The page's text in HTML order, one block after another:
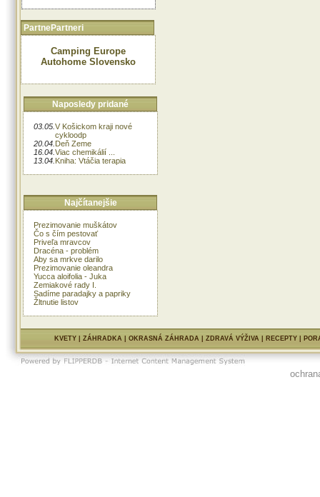
PartnePartneri
Camping Europe
Autohome Slovensko
Naposledy pridané
03.05. V Košickom kraji nové
cykloodp
20.04. Deň Zeme
16.04. Viac chemikálií ...
13.04. Kniha: Vtáčia terapia
Najčítanejšie
Prezimovanie muškátov
Čo s čím pestovať
Priveľa mravcov
Dracéna - problém
Aby sa mrkve darilo
Prezimovanie oleandra
Yucca aloifolia - Juka
Zemiakové rady I.
Sadíme paradajky a papriky
Žltnutie listov
KVETY| ZÁHRADKA| OKRASNÁ ZÁHRADA| ZDRAVÁ VÝŽIVA| RECEPTY|